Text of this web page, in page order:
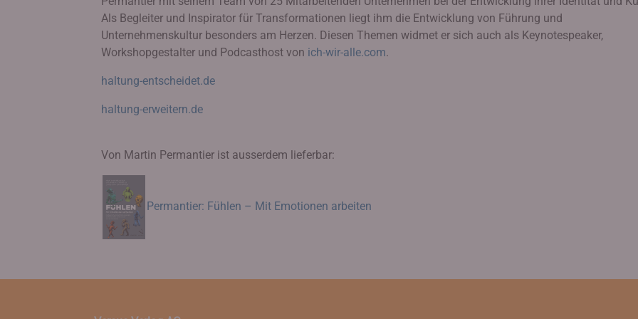
Als Begleiter und Inspirator für Transformationen liegt ihm die Entwicklung von Führung und
Unternehmenskultur besonders am Herzen. Diesen Themen widmet er sich auch als Keynotespeaker,
Workshopgestalter und Podcasthost von ich-wir-alle.com.
haltung-entscheidet.de
haltung-erweitern.de
Von Martin Permantier ist ausserdem lieferbar:
Permantier: Fühlen – Mit Emotionen arbeiten